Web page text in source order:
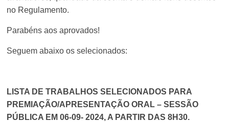
no Regulamento.
Parabéns aos aprovados!
Seguem abaixo os selecionados:
LISTA DE TRABALHOS SELECIONADOS PARA
PREMIAÇÃO/APRESENTAÇÃO ORAL – SESSÃO
PÚBLICA EM 06-09- 2024, A PARTIR DAS 8H30.